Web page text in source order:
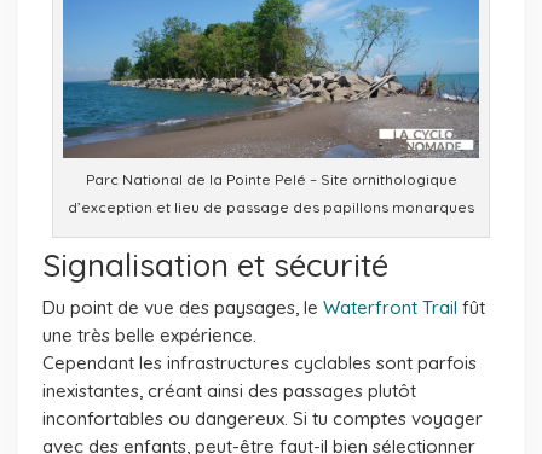
Parc National de la Pointe Pelé – Site ornithologique
d’exception et lieu de passage des papillons monarques
Signalisation et sécurité
Du point de vue des paysages, le Waterfront Trail fût
une très belle expérience.
Cependant les infrastructures cyclables sont parfois
inexistantes, créant ainsi des passages plutôt
inconfortables ou dangereux. Si tu comptes voyager
avec des enfants, peut-être faut-il bien sélectionner